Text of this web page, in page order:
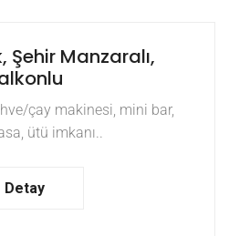
Şehir Manzaralı,
çay makinesi, mini bar,
ütü imkanı..
Detay